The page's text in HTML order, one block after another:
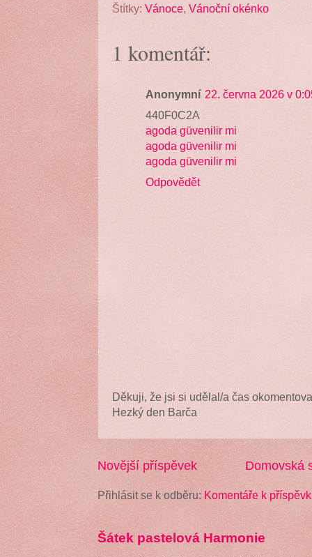
Štítky: Vánoce, Vánoční okénko
1 komentář:
Anonymní 22. června 2026 v
440F0C2A
agoda güvenilir mi
agoda güvenilir mi
agoda güvenilir mi
Odpovědět
Děkuji, že jsi si udělal/a čas
Hezký den Barča
Novější příspěvek Domovská
Přihlásit se k odběru: Komentáře k
Šátek pastelová Harmonie